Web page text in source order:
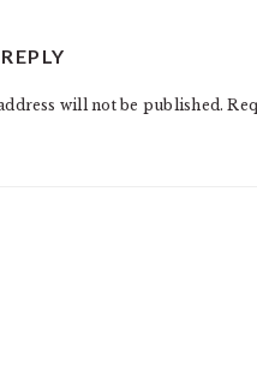
will not be published.